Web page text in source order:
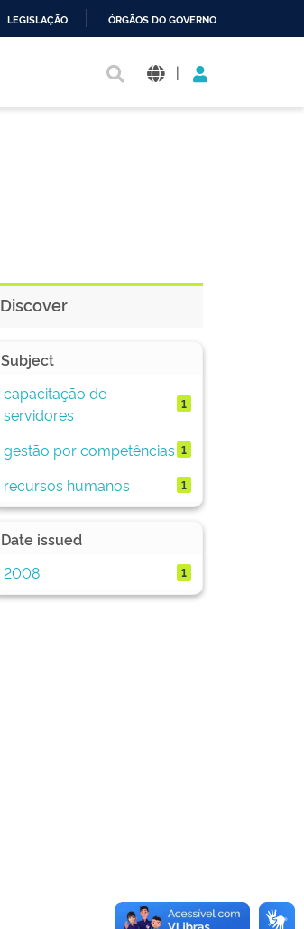
LEGISLAÇÃO ÓRGÃOS DO GOVERNO
|
Discover
Subject
capacitação de
servidores
1
gestão por competências 1
recursos humanos 1
Date issued
2008
1